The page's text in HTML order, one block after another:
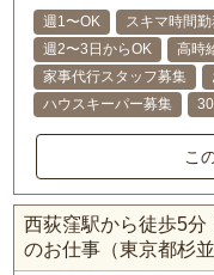
週1〜OK スキマ時間
週2〜3日からOK
高時
家事代行スタッフ募集
ハウスキーパー募集
こ
西荻窪駅から徒歩5
のお仕事（東京都杉並